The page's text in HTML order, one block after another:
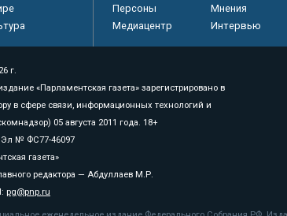
Персоны
Мнения
Медиацентр
Интервью
г.
«Парламентская газета» зарегистрировано в
в сфере связи, информационных технологий и
05 августа 2011 года. 18+
Эл № ФС77-46097
газета»
редактора — Абдуллаев М.Р.
pg@pnp.ru